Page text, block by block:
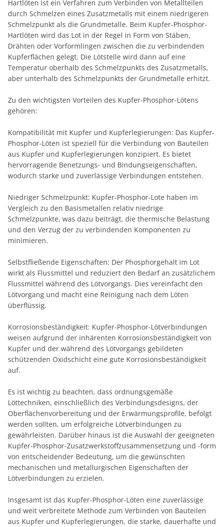
Hartlöten ist ein Verfahren zum Verbinden von Metallteilen
durch Schmelzen eines Zusatzmetalls mit einem niedrigeren
Schmelzpunkt als die Grundmetalle. Beim Kupfer-Phosphor-
Hartlöten wird das Lot in der Regel in Form von Stäben,
Drähten oder Vorformlingen zwischen die zu verbindenden
Kupferflächen gelegt. Die Lötstelle wird dann auf eine
Temperatur oberhalb des Schmelzpunkts des Zusatzmetalls,
aber unterhalb des Schmelzpunkts der Grundmetalle erhitzt.
Zu den wichtigsten Vorteilen des Kupfer-Phosphor-Lötens
gehören:
Kompatibilität mit Kupfer und Kupferlegierungen: Das Kupfer-
Phosphor-Löten ist speziell für die Verbindung von Bauteilen
aus Kupfer und Kupferlegierungen konzipiert. Es bietet
hervorragende Benetzungs- und Bindungseigenschaften,
wodurch starke und zuverlässige Verbindungen entstehen.
Niedriger Schmelzpunkt: Kupfer-Phosphor-Lote haben im
Vergleich zu den Basismetallen relativ niedrige
Schmelzpunkte, was dazu beiträgt, die thermische Belastung
und den Verzug der zu verbindenden Komponenten zu
minimieren.
Selbstfließende Eigenschaften: Der Phosphorgehalt im Lot
wirkt als Flussmittel und reduziert den Bedarf an zusätzlichem
Flussmittel während des Lötvorgangs. Dies vereinfacht den
Lötvorgang und macht eine Reinigung nach dem Löten
überflüssig.
Korrosionsbeständigkeit: Kupfer-Phosphor-Lötverbindungen
weisen aufgrund der inhärenten Korrosionsbeständigkeit von
Kupfer und der während des Lötvorgangs gebildeten
schützenden Oxidschicht eine gute Korrosionsbeständigkeit
auf.
Es ist wichtig zu beachten, dass ordnungsgemäße
Löttechniken, einschließlich des Verbindungsdesigns, der
Oberflächenvorbereitung und der Erwärmungsprofile, befolgt
werden sollten, um erfolgreiche Lötverbindungen zu
gewährleisten. Darüber hinaus ist die Auswahl der geeigneten
Kupfer-Phosphor-Zusatzwerkstoffzusammensetzung und -form
von entscheidender Bedeutung, um die gewünschten
mechanischen und metallurgischen Eigenschaften der
Lötverbindungen zu erzielen.
Insgesamt ist das Kupfer-Phosphor-Löten eine zuverlässige
und weit verbreitete Methode zum Verbinden von Bauteilen
aus Kupfer und Kupferlegierungen, die starke, dauerhafte und